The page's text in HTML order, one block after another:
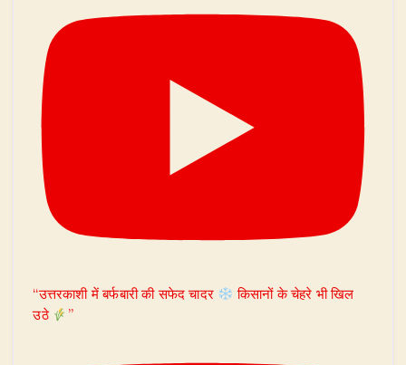
“उत्तरकाशी में बर्फबारी की सफेद चादर
किसानों के चेहरे भी खिल
उठे
”